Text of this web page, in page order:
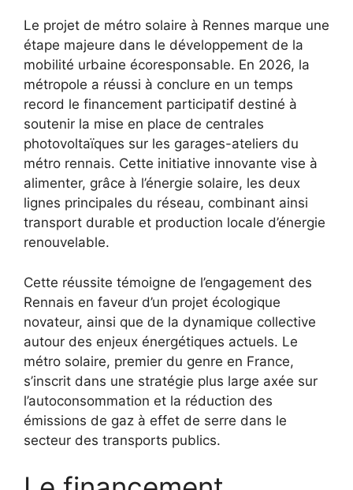
Le projet de métro solaire à Rennes marque une
étape majeure dans le développement de la
mobilité urbaine écoresponsable. En 2026, la
métropole a réussi à conclure en un temps
record le financement participatif destiné à
soutenir la mise en place de centrales
photovoltaïques sur les garages-ateliers du
métro rennais. Cette initiative innovante vise à
alimenter, grâce à l’énergie solaire, les deux
lignes principales du réseau, combinant ainsi
transport durable et production locale d’énergie
renouvelable.
Cette réussite témoigne de l’engagement des
Rennais en faveur d’un projet écologique
novateur, ainsi que de la dynamique collective
autour des enjeux énergétiques actuels. Le
métro solaire, premier du genre en France,
s’inscrit dans une stratégie plus large axée sur
l’autoconsommation et la réduction des
émissions de gaz à effet de serre dans le
secteur des transports publics.